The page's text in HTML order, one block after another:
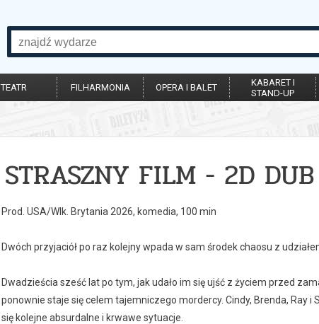
TEATR FILHARMONIA OPERA I BALET
KABARET I
STAND-UP
STRASZNY FILM - 2D DUB
Prod. USA/Wlk. Brytania 2026, komedia, 100 min
Dwóch przyjaciół po raz kolejny wpada w sam środek chaosu z
Dwadzieścia sześć lat po tym, jak udało im się ujść z życiem przed
ponownie staje się celem tajemniczego mordercy. Cindy, Brenda, Ray
się kolejne absurdalne i krwawe sytuacje.